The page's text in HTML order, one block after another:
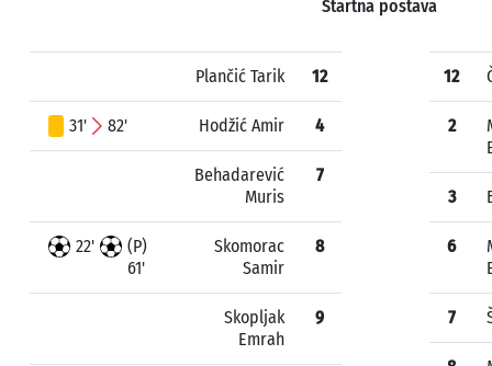
Startna postava
Plančić Tarik 12
31' 82' Hodžić Amir 4
Behadarević
Muris
7
22'
(P)
61'
Skomorac
Samir
8
Skopljak
Emrah
9
12
2
3
6
7